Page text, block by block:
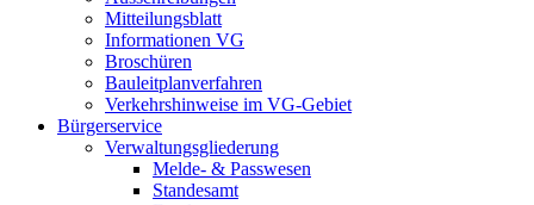
Mitteilungsblatt
Informationen VG
Broschüren
Bauleitplanverfahren
Verkehrshinweise im VG-Gebiet
Bürgerservice
Verwaltungsgliederung
Melde- & Passwesen
Standesamt